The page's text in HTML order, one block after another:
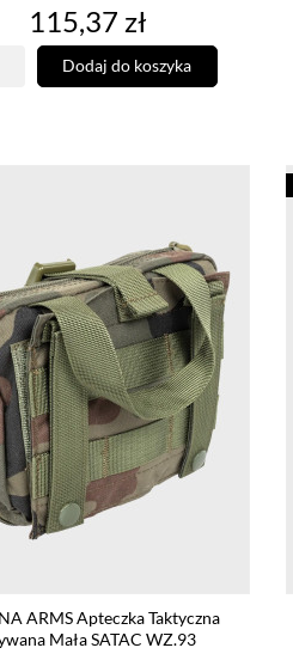
Cena
115,37 zł
Dodaj do koszyka
ARMS Apteczka Taktyczna
Mała SATAC WZ.93